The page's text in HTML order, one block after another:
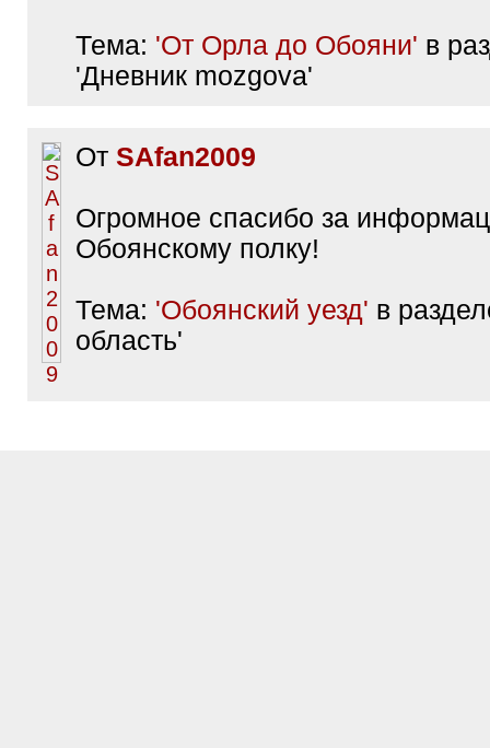
Тема: 'От Орла до Обояни' в
'Дневник mozgova'
От SAfan2009
Огромное спасибо за
Обоянскому полку!
Тема: 'Обоянский уезд' в
область'